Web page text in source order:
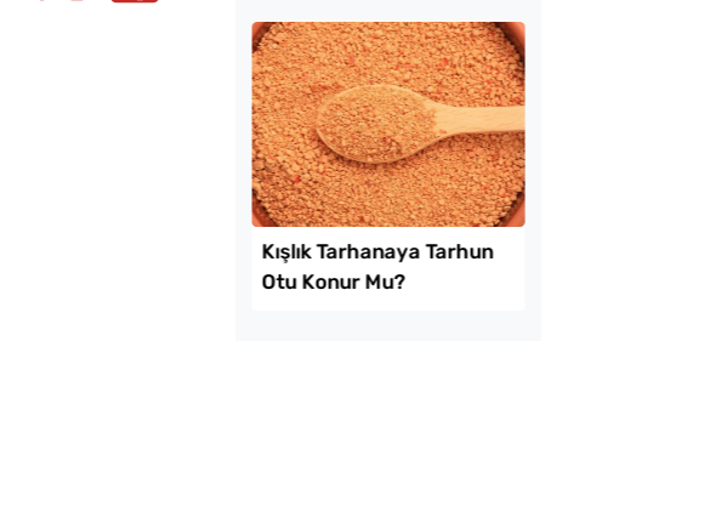
Sadece 1 Patates ve 1
Bardak Un ile Tavada
Gözleme Tarifi
Nasıl Saklanır?